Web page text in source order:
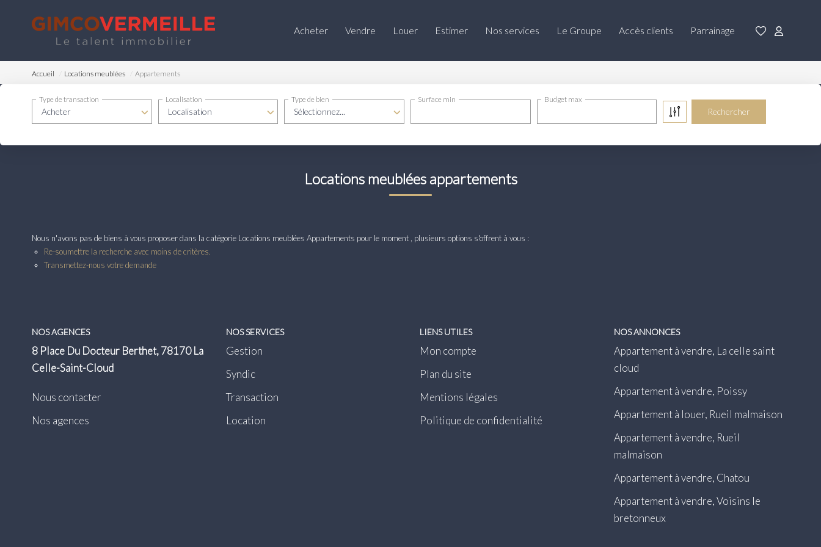
Acheter Vendre Louer Estimer Nos services Le Groupe Accès clients Parrainage
Accueil Locations meublées Appartements
Acheter
Type de transaction
Localisation
Localisation
Sélectionnez...
Type de bien Surface min Budget max
Locations meublées appartements
Nous n'avons pas de biens à vous proposer dans la catégorie Locations meublées Appartements pour le moment , plusieurs options s'offrent à vous :
Re-soumettre la recherche avec moins de critères.
Transmettez-nous votre demande
NOS AGENCES
8 Place Du Docteur Berthet, 78170 La
Celle-Saint-Cloud
Nous contacter
Nos agences
NOS SERVICES
Gestion
Syndic
Transaction
Location
LIENS UTILES
Mon compte
Plan du site
Mentions légales
Politique de confidentialité
NOS ANNONCES
Appartement à vendre, La celle saint
cloud
Appartement à vendre, Poissy
Appartement à louer, Rueil malmaison
Appartement à vendre, Rueil
malmaison
Appartement à vendre, Chatou
Appartement à vendre, Voisins le
bretonneux